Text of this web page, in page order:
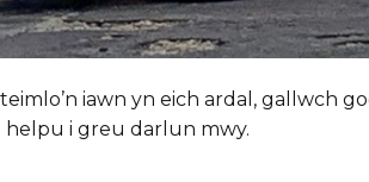
iawn yn eich ardal, gallwch
i greu darlun mwy.